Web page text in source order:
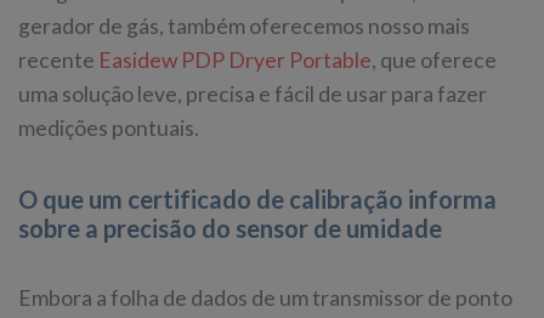
gerador de gás, também oferecemos nosso mais
recente Easidew PDP Dryer Portable, que oferece
uma solução leve, precisa e fácil de usar para fazer
medições pontuais.
O que um certificado de calibração informa
sobre a precisão do sensor de umidade
Embora a folha de dados de um transmissor de ponto